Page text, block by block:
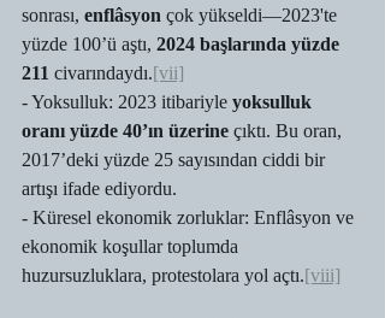
sonrası, enflâsyon çok yükseldi—2023'te
yüzde 100’ü aştı, 2024 başlarında yüzde
211 civarındaydı.[vii]
- Yoksulluk: 2023 itibariyle yoksulluk
oranı yüzde 40’ın üzerine çıktı. Bu oran,
2017’deki yüzde 25 sayısından ciddi bir
artışı ifade ediyordu.
- Küresel ekonomik zorluklar: Enflâsyon ve
ekonomik koşullar toplumda
huzursuzluklara, protestolara yol açtı.[viii]